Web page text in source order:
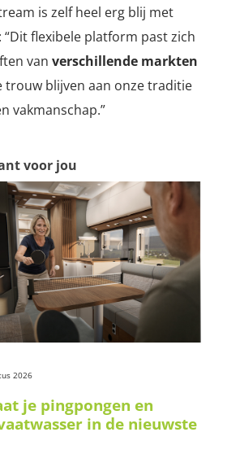
is zelf heel erg blij met
flexibele platform past zich
van verschillende markten
trouw blijven aan onze traditie
vakmanschap.”
voor jou
2026
je pingpongen en
in de nieuwste